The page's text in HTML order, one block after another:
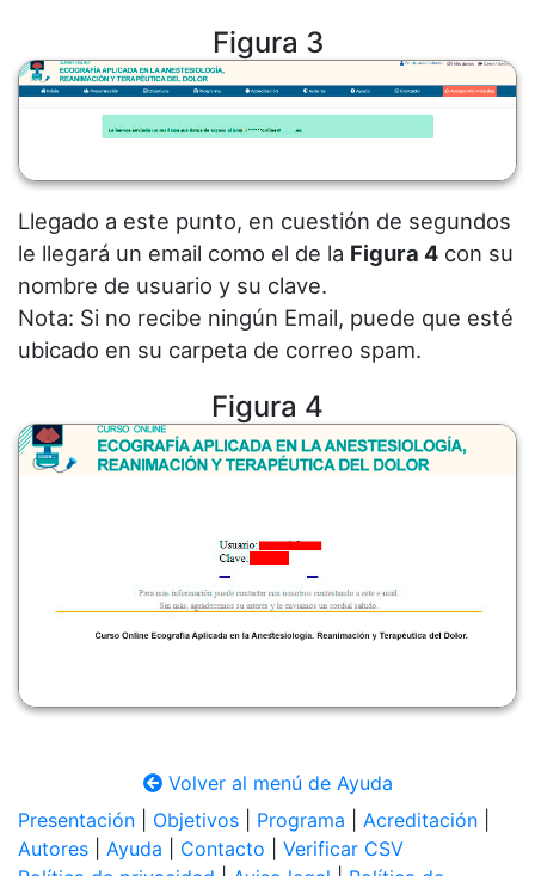
Figura 3
Llegado a este punto, en cuestión de segundos
le llegará un email como el de la Figura 4 con su
nombre de usuario y su clave.
Nota: Si no recibe ningún Email, puede que esté
ubicado en su carpeta de correo spam.
Figura 4
Volver al menú de Ayuda
Presentación
Objetivos Programa Acreditación
Autores
Ayuda Contacto
Verificar CSV